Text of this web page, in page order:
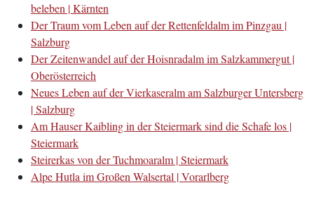
beleben | Kärnten
Der Traum vom Leben auf der Rettenfeldalm im Pinzgau |
Salzburg
Der Zeitenwandel auf der Hoisnradalm im Salzkammergut |
Oberösterreich
Neues Leben auf der Vierkaseralm am Salzburger Untersberg
| Salzburg
Am Hauser Kaibling in der Steiermark sind die Schafe los |
Steiermark
Steirerkas von der Tuchmoaralm | Steiermark
Alpe Hutla im Großen Walsertal | Vorarlberg